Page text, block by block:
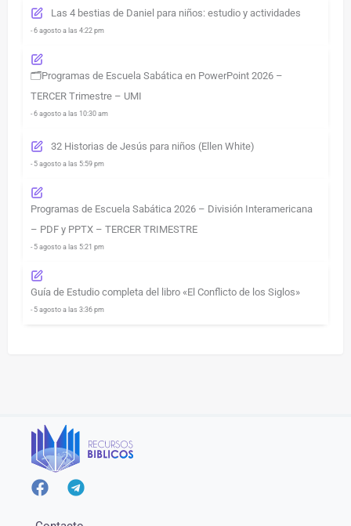
Las 4 bestias de Daniel para niños: estudio y actividades
- 6 agosto a las 4:22 pm
🗂️Programas de Escuela Sabática en PowerPoint 2026 –
TERCER Trimestre – UMI
- 6 agosto a las 10:30 am
32 Historias de Jesús para niños (Ellen White)
- 5 agosto a las 5:59 pm
Programas de Escuela Sabática 2026 – División Interamericana
– PDF y PPTX – TERCER TRIMESTRE
- 5 agosto a las 5:21 pm
Guía de Estudio completa del libro «El Conflicto de los Siglos»
- 5 agosto a las 3:36 pm